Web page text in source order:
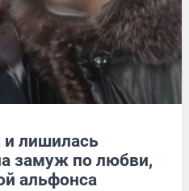
и лишилась
замуж по любви,
альфонса